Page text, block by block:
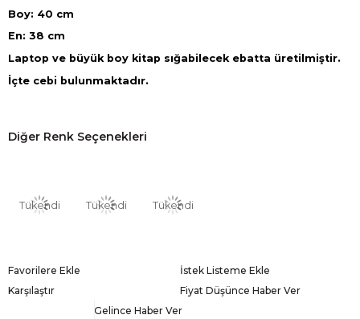
Boy: 40 cm
En: 38 cm
Laptop ve büyük boy kitap sığabilecek ebatta üretilmiştir.
İçte cebi bulunmaktadır.
Diğer Renk Seçenekleri
Tükendi Tükendi Tükendi
Favorilere Ekle
İstek Listeme Ekle
Karşılaştır
Fiyat Düşünce Haber Ver
Gelince Haber Ver